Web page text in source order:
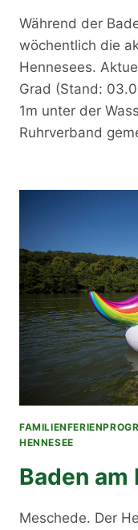
Während der
wöchentlich die
Hennesees.
Grad (Stand:
1m unter der
Ruhrverband
HENNESEE
Baden am
Meschede. Der